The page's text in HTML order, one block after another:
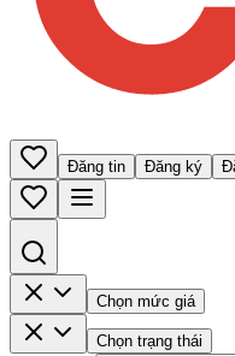
Đăng tin Đăng ký
Chọn mức giá
Chọn trạng thái